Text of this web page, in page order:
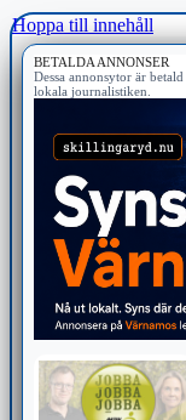
Hoppa till innehåll
BETALDA ANNONSER
Dessa annonsytor är
lokala journalistiken.